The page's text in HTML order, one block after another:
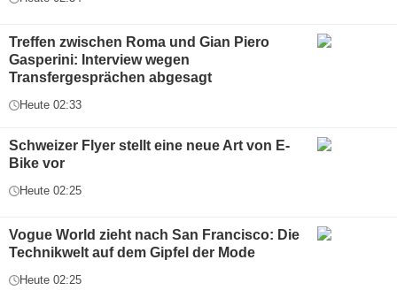
Treffen zwischen Roma und Gian Piero
Gasperini: Interview wegen
Transfergesprächen abgesagt
Heute 02:33
Schweizer Flyer stellt eine neue Art von E-
Bike vor
Heute 02:25
Vogue World zieht nach San Francisco: Die
Technikwelt auf dem Gipfel der Mode
Heute 02:25